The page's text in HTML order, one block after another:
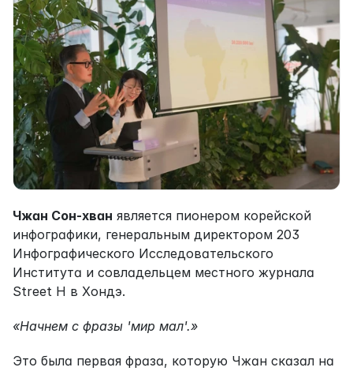
Чжан Сон-хван является пионером корейской
инфографики, генеральным директором 203
Инфографического Исследовательского
Института и совладельцем местного журнала
Street H в Хондэ.
«Начнем с фразы 'мир мал'.»
Это была первая фраза, которую Чжан сказал на